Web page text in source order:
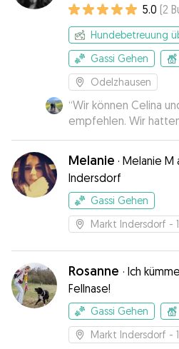
5.0 (2
Hundebetreuung
Gassi Gehen
Odelzhausen
“Wir können Celina
empfehlen. Wir
Kennenlernen,
zweien zu Hause.
und Leidenschaft fuer
sofort sichtbar
war immer sehr nett
in besten Händen
tolle Bilder
Melanie · Melanie M
Indersdorf
Gassi Gehen
Markt Indersdorf -
Rosanne · Ich
Fellnase!
Gassi Gehen
Markt Indersdorf -